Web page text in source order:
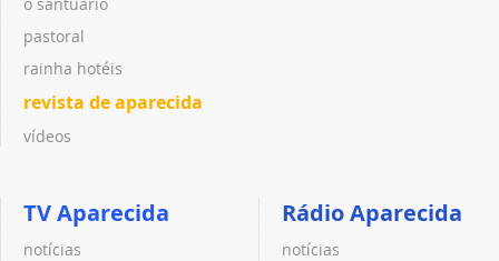
pastoral
rainha hotéis
revista de aparecida
vídeos
TV Aparecida
notícias
Rádio Aparecida
notícias